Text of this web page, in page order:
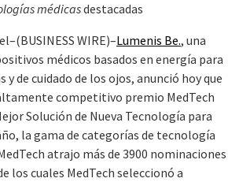
médicasdestacadas
WIRE)–Lumenis Be., una
médicos basados ​​en energía para
de cuidado de los ojos, anunció hoy que
competitivo premio MedTech
Solución de Nueva Tecnología para
la gama de categorías de tecnología
atrajo más de 3900 nominaciones
los cuales MedTech seleccionó a